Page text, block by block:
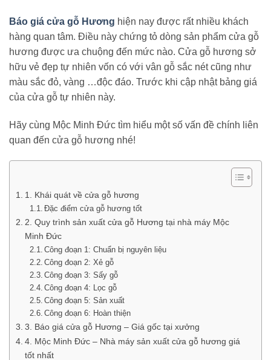
Báo giá cửa gỗ Hương hiện nay được rất nhiều khách
hàng quan tâm. Điều này chứng tỏ dòng sản phẩm cửa gỗ
hương được ưa chuộng đến mức nào. Cửa gỗ hương sở
hữu vẻ đẹp tự nhiên vốn có với vân gỗ sắc nét cũng như
màu sắc đỏ, vàng …độc đáo. Trước khi cập nhật bảng giá
của cửa gỗ tự nhiên này.
Hãy cùng Mộc Minh Đức tìm hiểu một số vấn đề chính liên
quan đến cửa gỗ hương nhé!
1. Khái quát về cửa gỗ hương
Đặc điểm cửa gỗ hương tốt
2. Quy trình sản xuất cửa gỗ Hương tại nhà máy Mộc
Minh Đức
Công đoạn 1: Chuẩn bị nguyên liệu
Công đoạn 2: Xẻ gỗ
Công đoạn 3: Sấy gỗ
Công đoạn 4: Lọc gỗ
Công đoạn 5: Sản xuất
Công đoạn 6: Hoàn thiện
3. Báo giá cửa gỗ Hương – Giá gốc tại xưởng
4. Mộc Minh Đức – Nhà máy sản xuất cửa gỗ hương giá
tốt nhất